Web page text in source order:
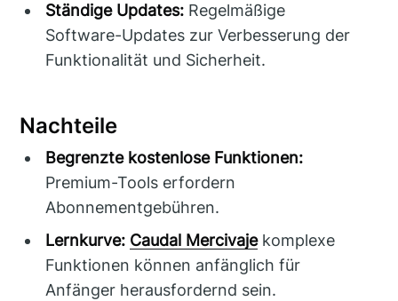
Ständige Updates: Regelmäßige
Software-Updates zur Verbesserung der
Funktionalität und Sicherheit.
Nachteile
Begrenzte kostenlose Funktionen:
Premium-Tools erfordern
Abonnementgebühren.
Lernkurve: Caudal Mercivajekomplexe
Funktionen können anfänglich für
Anfänger herausfordernd sein.